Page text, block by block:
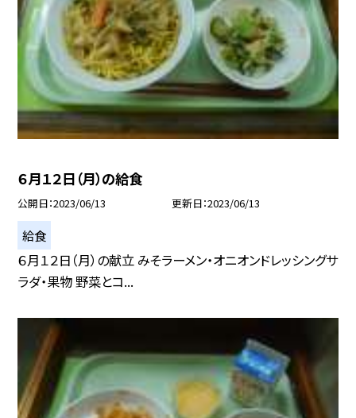
６月１２日（月）の給食
公開日 2023/06/13 更新日 2023/06/13
給食
６月１２日（月）の献立 みそラーメン・オニオンドレッシングサ
ラダ・果物 野菜とコ...